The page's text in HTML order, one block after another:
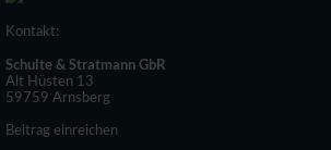
Kontakt:
Schulte & Stratmann GbR
Alt Hüsten 13
59759 Arnsberg
Beitrag einreichen